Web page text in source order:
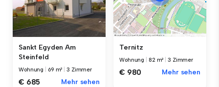
Sankt Egyden Am
Steinfeld
Wohnung 69 m² |3 Zimmer
€ 685 Mehr sehen
Ternitz
Wohnung 82 m² |3 Zimmer
€ 980 Mehr sehen